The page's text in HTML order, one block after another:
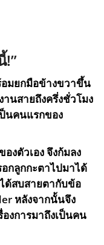
!”
อมยกมือข้างขวาขึ้น
นสายถึงครึ่งชั่วโมง
นคนแรกของ
งตัวเอง จึงก้มลง
กลูกกะตาไปมาได้
ด้สบสายตากับข้อ
หลังจากนั้นจึง
องการมาถึงเป็นคน